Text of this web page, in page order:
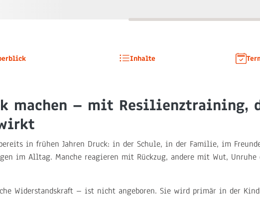
Inhalte
machen – mit Resilienztraining,
in frühen Jahren Druck: in der Schule, in der Familie, im
im Alltag. Manche reagieren mit Rückzug, andere mit Wut, Unruhe
Widerstandskraft – ist nicht angeboren. Sie wird primär in der